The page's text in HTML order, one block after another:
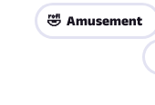
🤣 Amusement